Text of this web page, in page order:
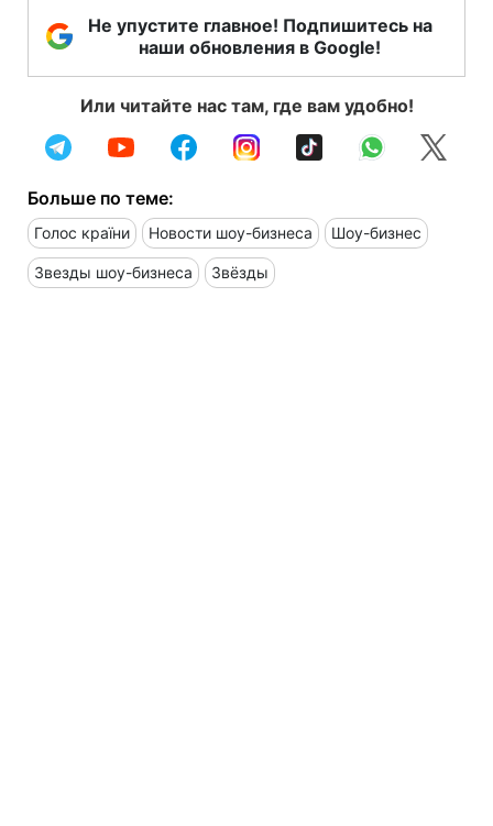
Не упустите главное! Подпишитесь на
наши обновления в Google!
Или читайте нас там, где вам удобно!
Больше по теме:
Голос країни Новости шоу-бизнеса Шоу-бизнес
Звезды шоу-бизнеса Звёзды